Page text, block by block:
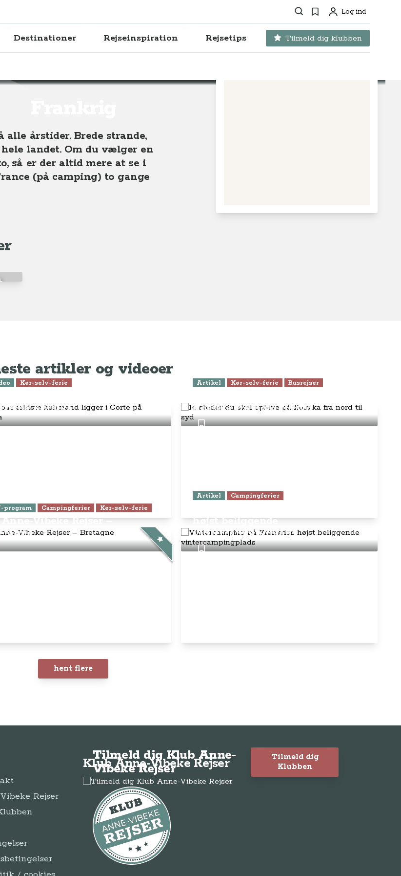
Søg Favoritter
ProfilLog ind
Destinationer Rejseinspiration Rejsetips Tilmeld dig klubben
årstider. Brede strande,
landet. Om du vælger en
så er der altid mere at se i
(på camping) to gange
artikler og videoer
Kør-selv-ferie
på Korsika
Artikel Kør-selv-ferie Busrejser
Korsika fra nord til syd
program Campingferier Kør-selv-ferie
Anne-Vibeke Rejser –
Artikel Campingferier
højst beliggende
vintercampingplads
hent flere
Rejser
Klub Anne-Vibeke Rejser
Tilmeld dig Klub Anne-
Vibeke Rejser
Tilmeld dig
Klubben